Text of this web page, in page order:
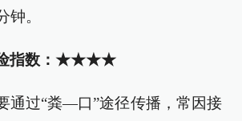
钟。
险指数：★★★★
通过“粪—口”途径传播，常因接